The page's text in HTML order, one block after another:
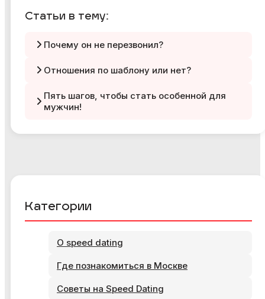
Категории
О speed dating
Где познакомиться в Москве
Советы на Speed Dating
Статьи в тему:
Почему он не перезвонил?
Отношения по шаблону или нет?
Пять шагов, чтобы стать особенной для
мужчин!